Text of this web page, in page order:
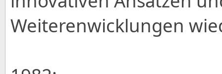
Weiterenwicklungen